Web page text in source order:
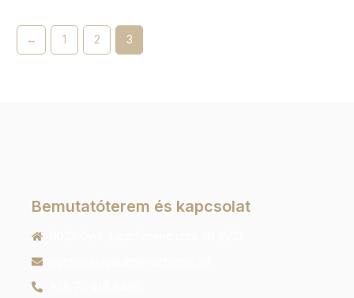
← 1 2 3
Bemutatóterem és kapcsolat